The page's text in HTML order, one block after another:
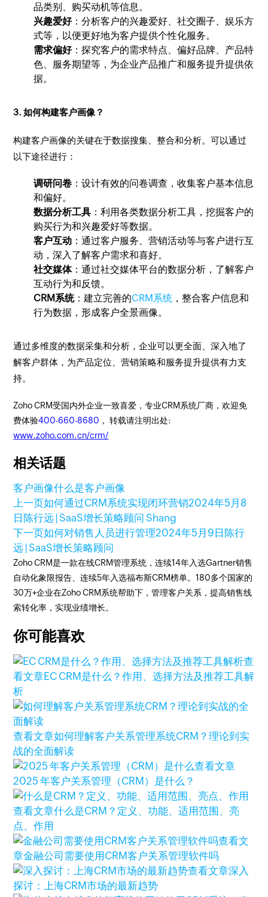
品类别、购买动机等信息。
兴趣爱好：分析客户的兴趣爱好、社交圈子、娱乐方
式等，以便更好地为客户提供个性化服务。
需求偏好：探究客户的需求特点、偏好品牌、产品特
色、服务期望等，为企业产品推广和服务提升提供依
据。
3. 如何构建客户画像？
构建客户画像的关键在于数据搜集、整合和分析。可以通过
以下途径进行：
调研问卷 ：设计有效的问卷调查，收集客户基本信息
和偏好。
数据分析工具 ：利用各类数据分析工具，挖掘客户的
购买行为和兴趣爱好等数据。
客户互动 ：通过客户服务、营销活动等与客户进行互
动，深入了解客户需求和喜好。
社交媒体：通过社交媒体平台的数据分析，了解客户
互动行为和反馈。
CRM系统：建立完善的CRM系统 ，整合客户信息和
行为数据，形成客户全景画像。
通过多维度的数据采集和分析，企业可以更全面、深入地了
解客户群体，为产品定位、营销策略和服务提升提供有力支
持。
Zoho CRM受国内外企业一致喜爱，专业CRM系统厂商，欢迎免
费体验400-660-8680 ， 转载请注明出处:
www.zoho.com.cn/crm/
相关话题
客户画像什么是客户画像
上一页如何通过CRM系统实现闭环营销2024年5月8
日 陈行远 | SaaS增长策略顾问 Shang
下一页如何对销售人员进行管理2024年5月9日 陈行
远 | SaaS增长策略顾问
Zoho CRM是一款在线CRM管理系统，连续14年入选Gartner销售
自动化象限报告、连续5年入选福布斯CRM榜单。180多个国家的
30万+企业在Zoho CRM系统帮助下，管理客户关系，提高销售线
索转化率，实现业绩增长。
你可能喜欢
查
看文章EC CRM是什么？作用、选择方法及推荐工具解
析
查看文章如何理解客户关系管理系统CRM？理论到实
战的全面解读
查看文章
2025 年客户关系管理（CRM）是什么？
查看文章什么是CRM？定义、功能、适用范围、亮
点、作用
查看文
章金融公司需要使用CRM客户关系管理软件吗
查看文章深入
探讨：上海CRM市场的最新趋势